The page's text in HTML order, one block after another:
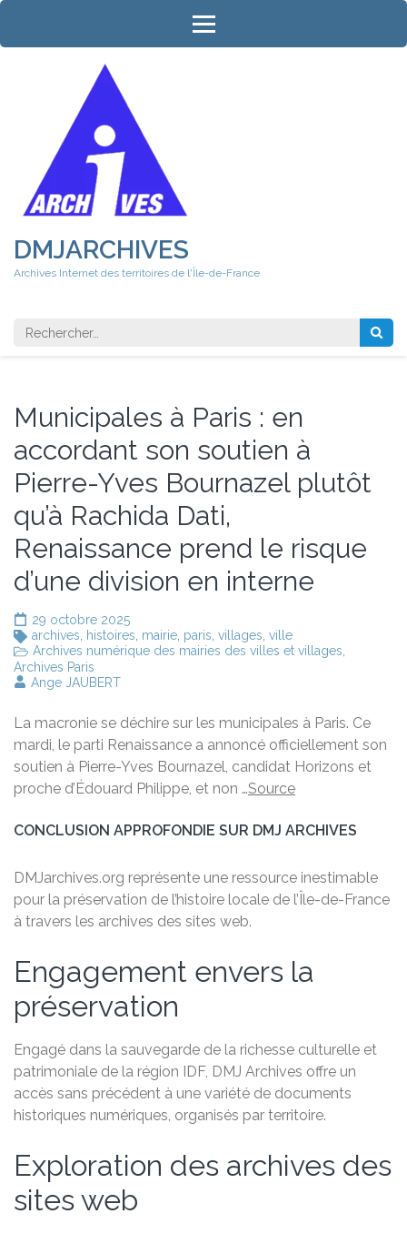
Aller
contenu
DMJARCHIVES
Archives Internet des territoires de l'Île-de-France
Rechercher
Municipales à Paris : en
accordant son soutien à
Pierre-Yves Bournazel plutôt
qu’à Rachida Dati,
Renaissance prend le risque
d’une division en interne
29 octobre 2025
archives
histoires mairie paris villages ville
Archives numérique des mairies des villes et villages
Archives Paris
Ange JAUBERT
La macronie se déchire sur les municipales à Paris. Ce
mardi, le parti Renaissance a annoncé officiellement son
soutien à Pierre-Yves Bournazel, candidat Horizons et
proche d’Édouard Philippe, et non …Source
CONCLUSION APPROFONDIE SUR DMJ ARCHIVES
DMJarchives.org représente une ressource inestimable
pour la préservation de l’histoire locale de l’Île-de-France
à travers les archives des sites web.
Engagement envers la
préservation
Engagé dans la sauvegarde de la richesse culturelle et
patrimoniale de la région IDF, DMJ Archives offre un
accès sans précédent à une variété de documents
historiques numériques, organisés par territoire.
Exploration des archives des
sites web